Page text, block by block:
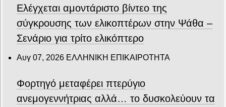
Ελέγχεται αμοντάριστο βίντεο της
σύγκρουσης των ελικοπτέρων στην Ψάθα –
Σενάριο για τρίτο ελικόπτερο
Αυγ 07, 2026 ΕΛΛΗΝΙΚΗ ΕΠΙΚΑΙΡΟΤΗΤΑ
Φορτηγό μεταφέρει πτερύγιο
ανεμογεννήτριας αλλά… το δυσκολεύουν τα